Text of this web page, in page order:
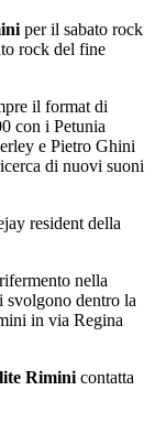
per il sabato rock
rock del fine
il format di
con i Petunia
e Pietro Ghini
di nuovi suoni
resident della
nella
svolgono dentro la
in via Regina
Rimini contatta